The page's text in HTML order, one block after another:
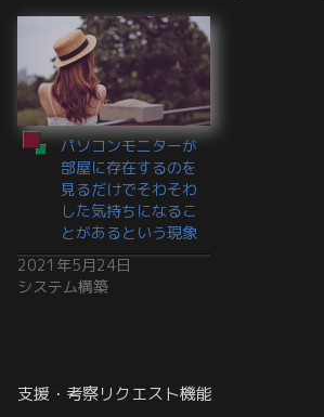
パソコンモニターが
部屋に存在するのを
見るだけでそわそわ
した気持ちになるこ
とがあるという現象
2021年5月24日
システム構築
支援・考察リクエスト機能